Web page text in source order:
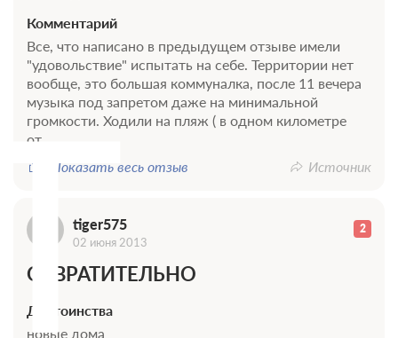
Комментарий
Все, что написано в предыдущем отзыве имели
"удовольствие" испытать на себе. Территории нет
вообще, это большая коммуналка, после 11 вечера
музыка под запретом даже на минимальной
громкости. Ходили на пляж ( в одном километре
от...
Показать весь отзыв
Источник
tiger575 2
02 июня 2013
ОТВРАТИТЕЛЬНО
Достоинства
новые дома